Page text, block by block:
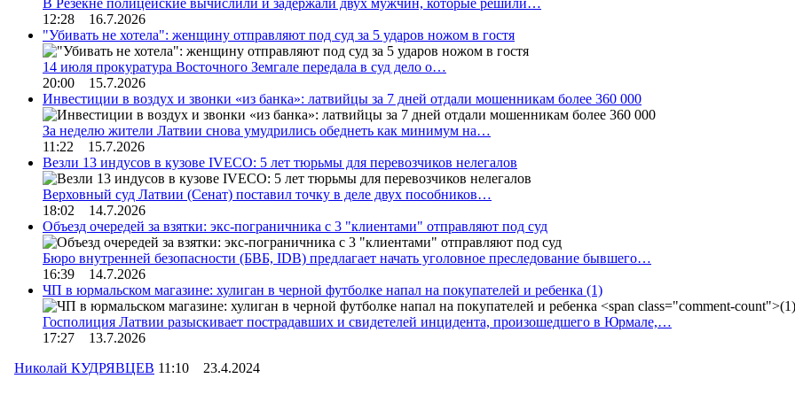
В Резекне полицейские вычислили и задержали двух мужчин, которые решили…
12:28 16.7.2026
"Убивать не хотела": женщину отправляют под суд за 5 ударов ножом в гостя
14 июля прокуратура Восточного Земгале передала в суд дело о…
20:00 15.7.2026
Инвестиции в воздух и звонки «из банка»: латвийцы за 7 дней отдали мошенникам более 360 000
За неделю жители Латвии снова умудрились обеднеть как минимум на…
11:22 15.7.2026
Везли 13 индусов в кузове IVECO: 5 лет тюрьмы для перевозчиков нелегалов
Верховный суд Латвии (Сенат) поставил точку в деле двух пособников…
18:02 14.7.2026
Объезд очередей за взятки: экс-пограничника с 3 "клиентами" отправляют под суд
Бюро внутренней безопасности (БВБ, IDB) предлагает начать уголовное преследование бывшего…
16:39 14.7.2026
ЧП в юрмальском магазине: хулиган в черной футболке напал на покупателей и ребенка (1)
Госполиция Латвии разыскивает пострадавших и свидетелей инцидента, произошедшего в Юрмале,…
17:27 13.7.2026
Николай КУДРЯВЦЕВ 11:10 23.4.2024